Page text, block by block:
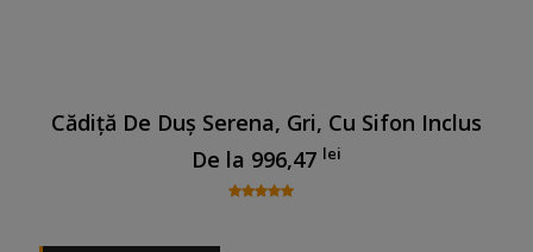
Cădiță De Duș Serena, Gri, Cu Sifon Inclus
De la 996,47 lei